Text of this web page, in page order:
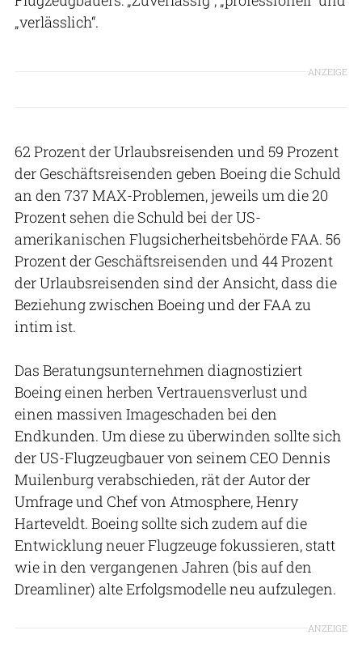
„verlässlich“.
ANZEIGE
62 Prozent der Urlaubsreisenden und 59 Prozent
der Geschäftsreisenden geben Boeing die Schuld
an den 737 MAX-Problemen, jeweils um die 20
Prozent sehen die Schuld bei der US-
amerikanischen Flugsicherheitsbehörde FAA. 56
Prozent der Geschäftsreisenden und 44 Prozent
der Urlaubsreisenden sind der Ansicht, dass die
Beziehung zwischen Boeing und der FAA zu
intim ist.
Das Beratungsunternehmen diagnostiziert
Boeing einen herben Vertrauensverlust und
einen massiven Imageschaden bei den
Endkunden. Um diese zu überwinden sollte sich
der US-Flugzeugbauer von seinem CEO Dennis
Muilenburg verabschieden, rät der Autor der
Umfrage und Chef von Atmosphere, Henry
Harteveldt. Boeing sollte sich zudem auf die
Entwicklung neuer Flugzeuge fokussieren, statt
wie in den vergangenen Jahren (bis auf den
Dreamliner) alte Erfolgsmodelle neu aufzulegen.
ANZEIGE